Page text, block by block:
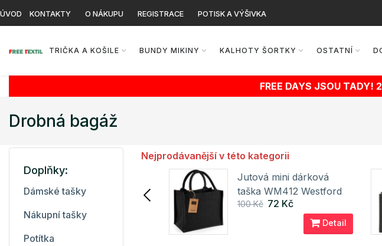
ÚVOD KONTAKTY O NÁKUPU REGISTRACE POTISK A VÝŠIVKA
TRIČKA A KOŠILE BUNDY MIKINY KALHOTY ŠORTKY OSTATNÍ
FREE DAYS JSOU TADY!
Drobná bagáž
Nejprodávanější v této kategorii
Jutová mini dárková
taška WM412 Westford
Jutová mini dárková
taška WM412 Westford
Mill
100 Kč 72 Kč
Detail
Doplňky:
Dámské tašky
Nákupní tašky
Potítka